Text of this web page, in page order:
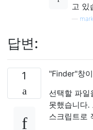
고 있
답변:
1 "Finder"창
선택할 파일
못했습니다.
스크립트로